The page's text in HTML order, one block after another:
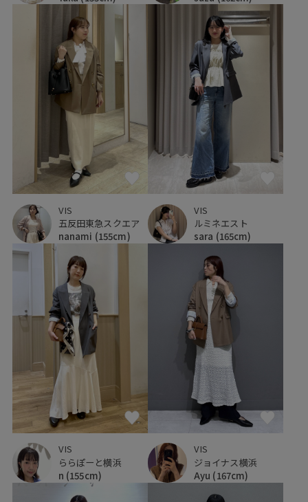
VIS
五反田東急スクエア
nanami (155cm)
VIS
ルミネエスト
sara (165cm)
VIS
ららぽーと横浜
n (155cm)
VIS
ジョイナス横浜
Ayu (167cm)